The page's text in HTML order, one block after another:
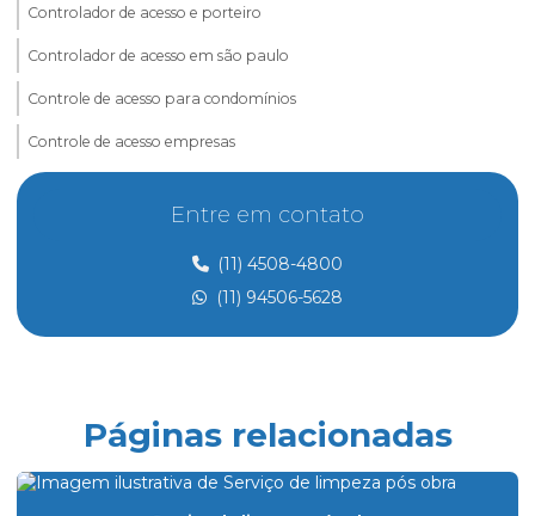
Controlador de acesso e porteiro
Controlador de acesso em são paulo
Controle de acesso para condomínios
Controle de acesso empresas
Controle de acesso e portaria
Controle de acesso preço
Controle de acesso de prestadores de serviço
Eletricista de manutenção predial
Empresa de dedetização
Entre em contato
(11) 4508-4800
(11) 94506-5628
Páginas relacionadas